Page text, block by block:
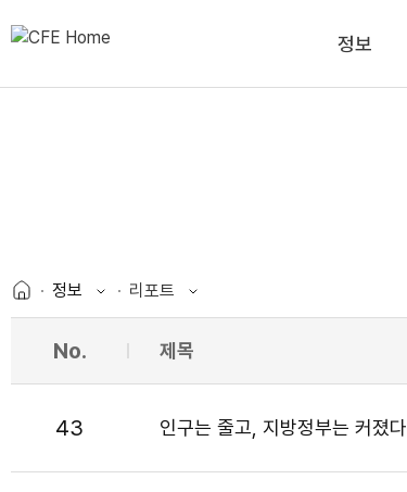
정보
정보 리포트
No. 제목
43 인구는 줄고, 지방정부는 커졌다